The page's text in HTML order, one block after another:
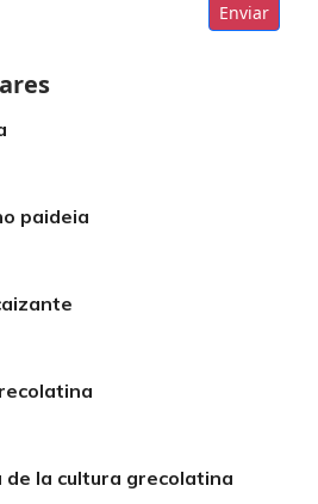
Enviar
paideia
de la cultura grecolatina